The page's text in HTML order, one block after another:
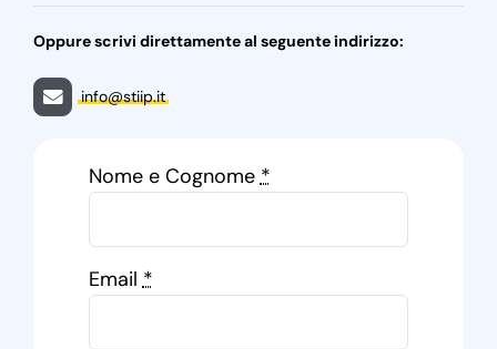
Oppure scrivi direttamente al seguente indirizzo:
info@stiip.it
Nome e Cognome*
Email*